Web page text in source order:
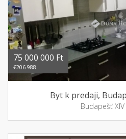
75 000 000 Ft
€206 988
Byt k predaji,
Budapešť